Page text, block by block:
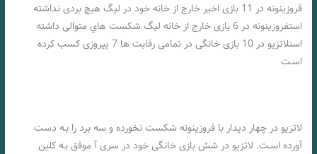
فروزینونه در 11 بازی اخیر خارج از خانه خود در لیگ هیچ بردی نداشته
استفروزینونه در 6 بازی خارج از خانه لیگ شکست هاي‌ متوالی داشته
استلاتزیو در 10 بازی خانگی در تمامی رقابت ها 7 پیروزی کسب کرده
اسـت
لاتزیو در چهار دیدار با فروزینونه شکست نخورده و سه برد را بـه دست
آورده اسـت. لاتزیو در شش بازی خانگی خود در سری آ موفق بـه کلین